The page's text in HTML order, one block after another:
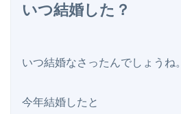
いつ結婚した？
いつ結婚なさったんでしょうね。
今年結婚したと